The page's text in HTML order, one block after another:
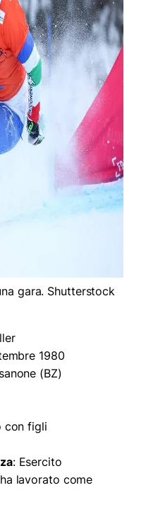
gara. Shutterstock
1980
(BZ)
con figli
: Esercito
lavorato come